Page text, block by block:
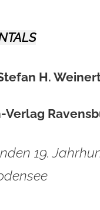
H.
Verlag
19.